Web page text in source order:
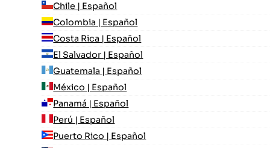
Chile | Español
Colombia | Español
Costa Rica | Español
El Salvador | Español
Guatemala | Español
México | Español
Panamá | Español
Perú | Español
Puerto Rico | Español